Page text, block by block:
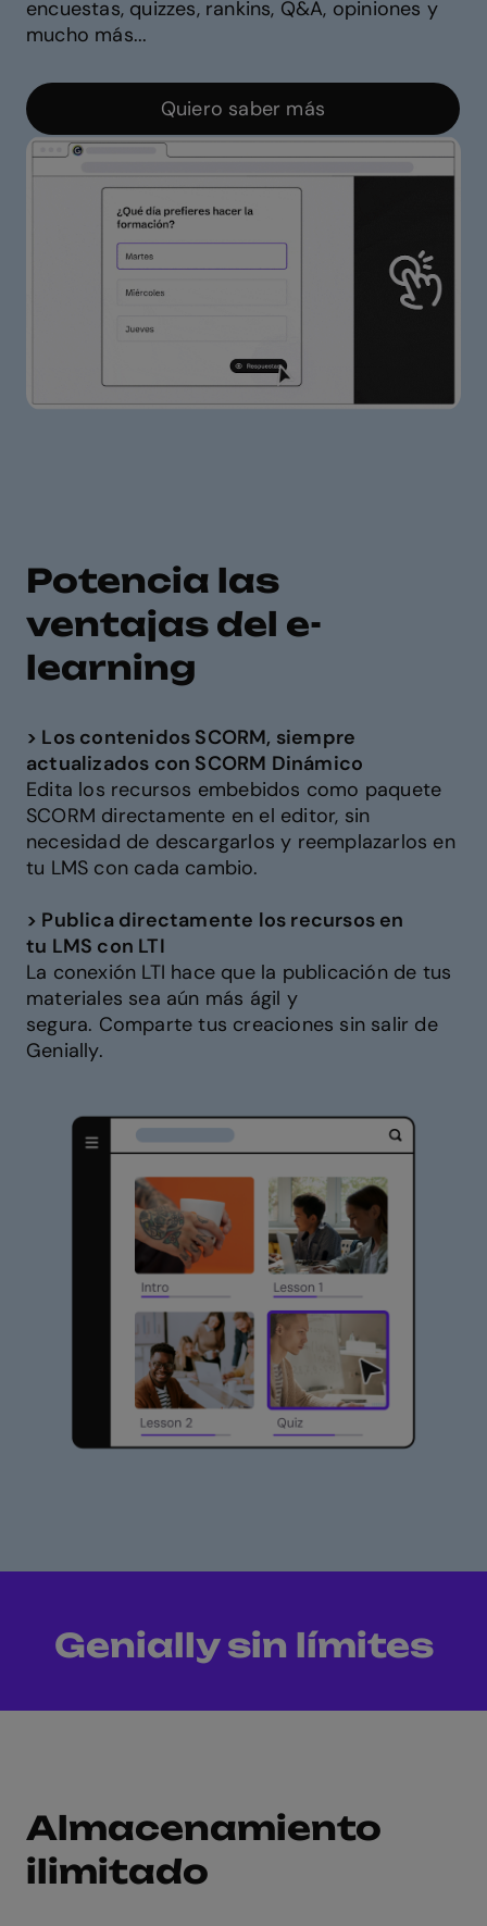
encuestas, quizzes, rankins, Q&A, opiniones y
mucho más...
Quiero saber más
Potencia las
ventajas del e-
learning
> Los contenidos SCORM, siempre
actualizados con SCORM Dinámico
Edita los recursos embebidos como paquete
SCORM directamente en el editor, sin
necesidad de descargarlos y reemplazarlos en
tu LMS con cada cambio.
> Publica directamente los recursos en
tu LMS con LTI
La conexión LTI hace que la publicación de tus
materiales sea aún más ágil y
segura. Comparte tus creaciones sin salir de
Genially.
Genially sin límites
Almacenamiento
ilimitado